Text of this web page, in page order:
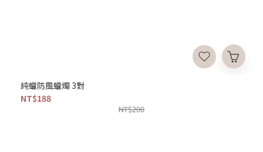
純蠟防風蠟燭 3對
NT$188
NT$200